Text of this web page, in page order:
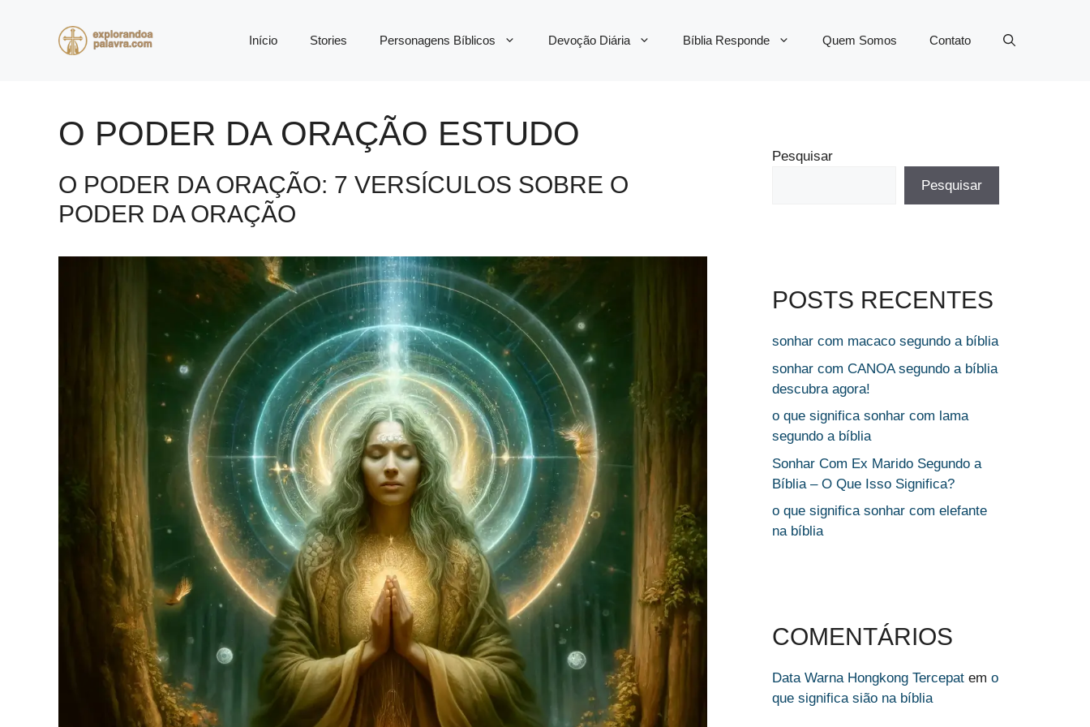
Início Stories Personagens Bíblicos Devoção Diária Bíblia Responde Quem Somos Contato
O PODER DA ORAÇÃO ESTUDO
O PODER DA ORAÇÃO: 7 VERSÍCULOS SOBRE O
PODER DA ORAÇÃO
Pesquisar
Pesquisar
POSTS RECENTES
sonhar com macaco segundo a bíblia
sonhar com CANOA segundo a bíblia
descubra agora!
o que significa sonhar com lama
segundo a bíblia
Sonhar Com Ex Marido Segundo a
Bíblia – O Que Isso Significa?
o que significa sonhar com elefante
na bíblia
COMENTÁRIOS
Data Warna Hongkong Tercepat em o
que significa sião na bíblia